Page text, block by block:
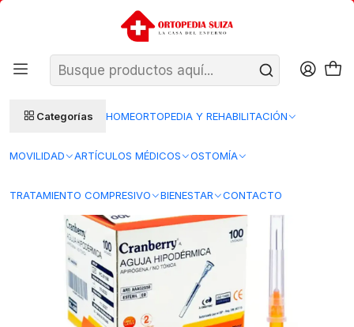
Categorías HOMEORTOPEDIA Y REHABILITACIÓN
MOVILIDAD ARTÍCULOS MÉDICOS OSTOMÍA
TRATAMIENTO COMPRESIVO BIENESTAR CONTACTO
SANTIAGO: ENTREGA AL DÍA HÁBIL SIGUIENTE (L–V)
REGIONES 48–72 HORAS HÁBILES
Insumos Medicos Insumos clinicos desechables
Agujas hipodermicas
AAAG2558 – Agujas hipodérmicas 25G x 5/8 Cranberry – Unidad